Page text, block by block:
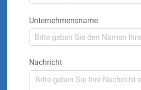
Unternehmensname
Nachricht